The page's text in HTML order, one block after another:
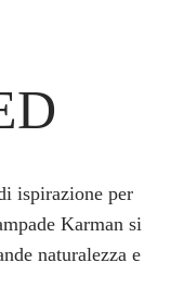
ispirazione per
Karman si
naturalezza e